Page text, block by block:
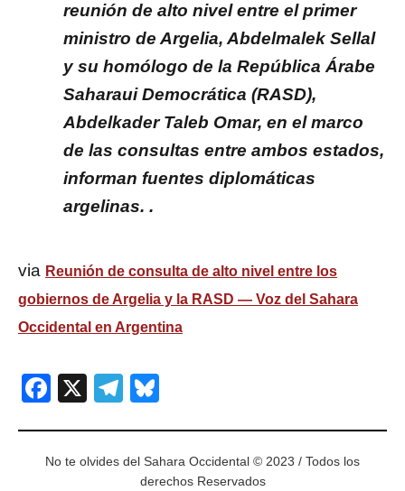
reunión de alto nivel entre el primer
ministro de Argelia, Abdelmalek Sellal
y su homólogo de la República Árabe
Saharaui Democrática (RASD),
Abdelkader Taleb Omar, en el marco
de las consultas entre ambos estados,
informan fuentes diplomáticas
argelinas. .
via Reunión de consulta de alto nivel entre los
gobiernos de Argelia y la RASD — Voz del Sahara
Occidental en Argentina
Facebook
X Telegram
No te olvides del Sahara Occidental © 2023 / Todos los
derechos Reservados